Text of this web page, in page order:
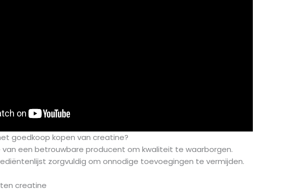
goedkoop kopen van creatine?
van een betrouwbare producent om kwaliteit te waarborgen.
zorgvuldig om onnodige toevoegingen te vermijden.
creatine